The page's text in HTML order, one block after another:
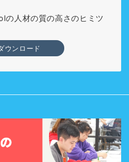
人材の質の高さのヒミツ
ウンロード